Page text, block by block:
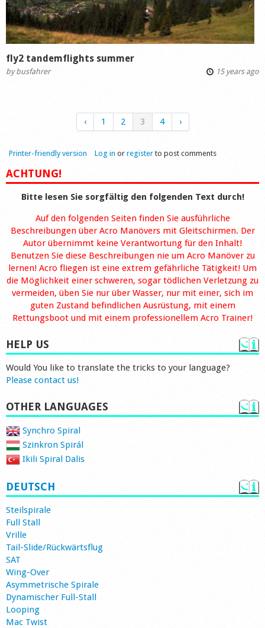
fly2 tandemflights summer
bybusfahrer 15 years ago
‹ 1 2 3 4 ›
Printer-friendly version Log in or register to post comments
ACHTUNG!
Bitte lesen Sie sorgfältig den folgenden Text durch!
Auf den folgenden Seiten finden Sie ausführliche
Beschreibungen über Acro Manövers mit Gleitschirmen. Der
Autor übernimmt keine Verantwortung für den Inhalt!
Benutzen Sie diese Beschreibungen nie um Acro Manöver zu
lernen! Acro fliegen ist eine extrem gefährliche Tätigkeit! Um
die Möglichkeit einer schweren, sogar tödlichen Verletzung zu
vermeiden, üben Sie nur über Wasser, nur mit einer, sich im
guten Zustand befindlichen Ausrüstung, mit einem
Rettungsboot und mit einem professionellem Acro Trainer!
HELP US
Would You like to translate the tricks to your language?
Please contact us!
OTHER LANGUAGES
Synchro Spiral
Szinkron Spirál
Ikili Spiral Dalis
DEUTSCH
Steilspirale
Full Stall
Vrille
Tail-Slide/Rückwärtsflug
SAT
Wing-Over
Asymmetrische Spirale
Dynamischer Full-Stall
Looping
Mac Twist